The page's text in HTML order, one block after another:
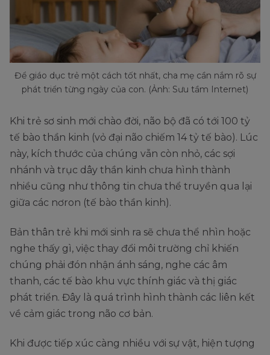
Để giáo dục trẻ một cách tốt nhất, cha mẹ cần nắm rõ sự
phát triển từng ngày của con. (Ảnh: Sưu tầm Internet)
Khi trẻ sơ sinh mới chào đời, não bộ đã có tới 100 tỷ
tế bào thần kinh (vỏ đại não chiếm 14 tỷ tế bào). Lúc
này, kích thước của chúng vẫn còn nhỏ, các sợi
nhánh và trục dây thần kinh chưa hình thành
nhiều cũng như thông tin chưa thể truyền qua lại
giữa các nơron (tế bào thần kinh).
Bản thân trẻ khi mới sinh ra sẽ chưa thể nhìn hoặc
nghe thấy gì, việc thay đổi môi trường chỉ khiến
chúng phải đón nhận ánh sáng, nghe các âm
thanh, các tế bào khu vực thính giác và thị giác
phát triển. Đây là quá trình hình thành các liên kết
về cảm giác trong não cơ bản.
Khi được tiếp xúc càng nhiều với sự vật, hiện tượng